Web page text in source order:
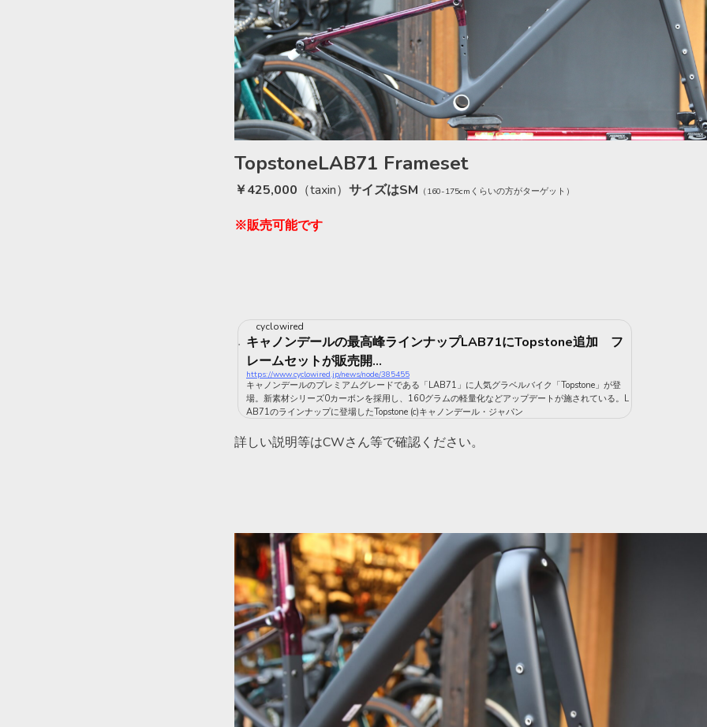
TopstoneLAB71 Frameset
￥425,000 （taxin） サイズはSM （ 160-175cm くらいの方がターゲット）
※販売可能です
cyclowired
キャノンデールの最高峰ラインナップLAB71にTopstone追加 フ
レームセットが販売開...
https://www.cyclowired.jp/news/node/385455
キャノンデールのプレミアムグレードである「LAB71」に人気グラベルバイク「Topstone」が登
場。新素材シリーズ0カーボンを採用し、160グラムの軽量化などアップデートが施されている。L
AB71のラインナップに登場したTopstone (c)キャノンデール・ジャパン
詳しい説明等はCWさん等で確認ください。